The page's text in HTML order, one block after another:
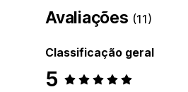
Avaliações (11)
Classificação geral
5